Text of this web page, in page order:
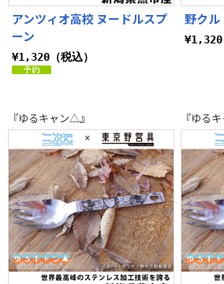
アンツィオ高校 ヌードルスプ
ーン
¥1,320（税込）
野クル
¥1,320
『ゆるキャン△』 『ゆる